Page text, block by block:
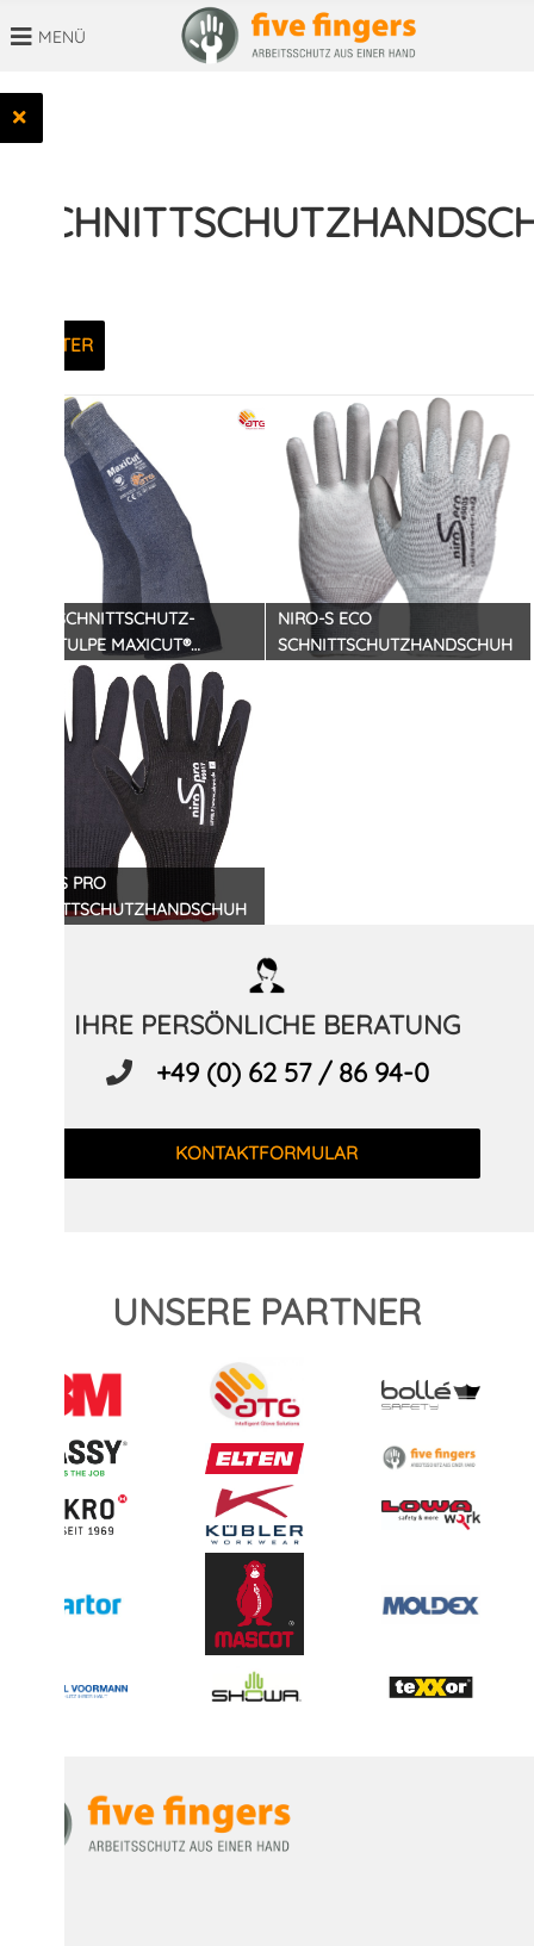
SUCHBEGRIFF
MENÜ
FILTER
ATG® SCHNITTSCHUTZ-
ARMSTULPE MAXICUT®
ULTRA™
NIRO-S ECO
SCHNITTSCHUTZHANDSCHUH
NIRO-S PRO
SCHNITTSCHUTZHANDSCHUH
IHRE PERSÖNLICHE BERATUNG
+49 (0) 62 57 / 86 94-0
KONTAKTFORMULAR
UNSERE PARTNER